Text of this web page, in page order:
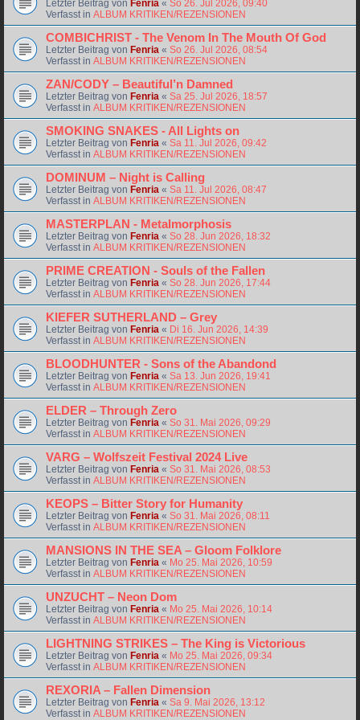
Letzter Beitrag von Fenria « So 26. Jul 2026, 09:40
Verfasst in ALBUM KRITIKEN/REZENSIONEN
COMBICHRIST - The Venom In The Mouth Of God
Letzter Beitrag von Fenria « So 26. Jul 2026, 08:54
Verfasst in ALBUM KRITIKEN/REZENSIONEN
ZAN/CODY – Beautiful’n Damned
Letzter Beitrag von Fenria « Sa 25. Jul 2026, 18:57
Verfasst in ALBUM KRITIKEN/REZENSIONEN
SMOKING SNAKES - All Lights on
Letzter Beitrag von Fenria « Sa 11. Jul 2026, 09:42
Verfasst in ALBUM KRITIKEN/REZENSIONEN
DOMINUM – Night is Calling
Letzter Beitrag von Fenria « Sa 11. Jul 2026, 08:47
Verfasst in ALBUM KRITIKEN/REZENSIONEN
MASTERPLAN - Metalmorphosis
Letzter Beitrag von Fenria « So 28. Jun 2026, 18:32
Verfasst in ALBUM KRITIKEN/REZENSIONEN
PRIME CREATION - Souls of the Fallen
Letzter Beitrag von Fenria « So 28. Jun 2026, 17:44
Verfasst in ALBUM KRITIKEN/REZENSIONEN
KIEFER SUTHERLAND – Grey
Letzter Beitrag von Fenria « Di 16. Jun 2026, 14:39
Verfasst in ALBUM KRITIKEN/REZENSIONEN
BLOODHUNTER - Sons of the Abandond
Letzter Beitrag von Fenria « Sa 13. Jun 2026, 19:41
Verfasst in ALBUM KRITIKEN/REZENSIONEN
ELDER – Through Zero
Letzter Beitrag von Fenria « So 31. Mai 2026, 09:29
Verfasst in ALBUM KRITIKEN/REZENSIONEN
VARG – Wolfszeit Festival 2024 Live
Letzter Beitrag von Fenria « So 31. Mai 2026, 08:53
Verfasst in ALBUM KRITIKEN/REZENSIONEN
KEOPS – Bitter Story for Humanity
Letzter Beitrag von Fenria « So 31. Mai 2026, 08:11
Verfasst in ALBUM KRITIKEN/REZENSIONEN
MANSIONS IN THE SEA – Gloom Folklore
Letzter Beitrag von Fenria « Mo 25. Mai 2026, 10:59
Verfasst in ALBUM KRITIKEN/REZENSIONEN
UNZUCHT – Neon Dom
Letzter Beitrag von Fenria « Mo 25. Mai 2026, 10:14
Verfasst in ALBUM KRITIKEN/REZENSIONEN
LIGHTNING STRIKES – The King is Victorious
Letzter Beitrag von Fenria « Mo 25. Mai 2026, 09:34
Verfasst in ALBUM KRITIKEN/REZENSIONEN
REXORIA – Fallen Dimension
Letzter Beitrag von Fenria « Sa 9. Mai 2026, 13:12
Verfasst in ALBUM KRITIKEN/REZENSIONEN